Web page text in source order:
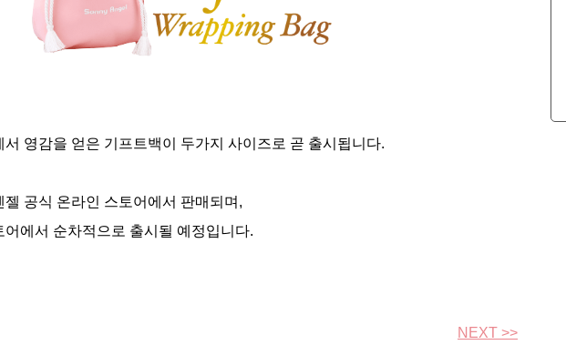
서 영감을 얻은 기프트백이 두가지 사이즈로 곧 출시됩니다.
공식 온라인 스토어에서 판매되며,
에서 순차적으로 출시될 예정입니다.
NEXT >>